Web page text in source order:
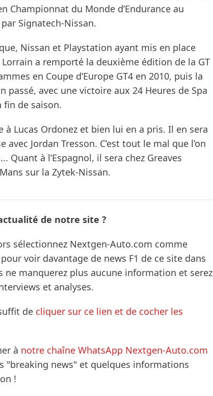
Championnat du Monde d’Endurance au
Signatech-Nissan.
Nissan et Playstation ayant mis en place
a remporté la deuxième édition de la GT
en Coupe d’Europe GT4 en 2010, puis la
passé, avec une victoire aux 24 Heures de Spa
fin de saison.
Lucas Ordonez et bien lui en a pris. Il en sera
Jordan Tresson. C’est tout le mal que l’on
Quant à l’Espagnol, il sera chez Greaves
sur la Zytek-Nissan.
de notre site ?
sélectionnez Nextgen-Auto.com comme
voir davantage de news F1 de ce site dans
ne manquerez plus aucune information et serez
et analyses.
de cliquer sur ce lien et de cocher les
à notre chaîne WhatsApp Nextgen-Auto.com
"breaking news" et quelques informations
!